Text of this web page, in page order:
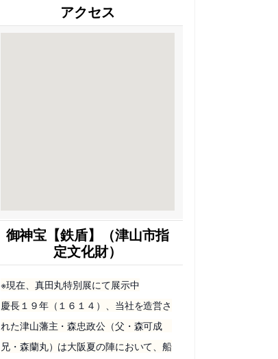
アクセス
御神宝【鉄盾】（津山市指
定文化財）
※現在、真田丸特別展にて展示中
慶長１９年（１６１４）、当社を造営さ
れた津山藩主・森忠政公（父・森可成
兄・森蘭丸）は大阪夏の陣において、船